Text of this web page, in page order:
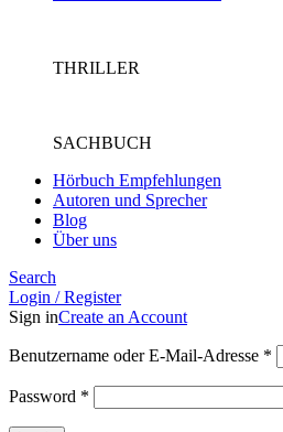
THRILLER
SACHBUCH
Hörbuch Empfehlungen
Autoren und Sprecher
Blog
Über uns
Search
Login / Register
Sign inCreate an Account
Benutzername oder E-Mail-Adresse *
Password *